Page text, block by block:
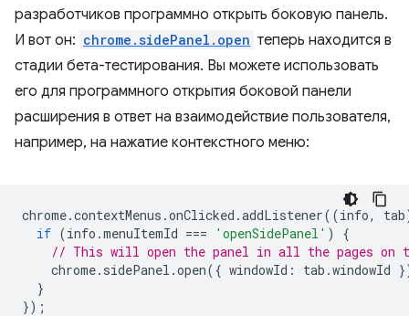
разработчиков программно открыть боковую панель.
И вот он: chrome.sidePanel.open теперь находится в
стадии бета-тестирования. Вы можете использовать
его для программного открытия боковой панели
расширения в ответ на взаимодействие пользователя,
например, на нажатие контекстного меню:
chrome.contextMenus .onClicked .addListener((info, tab
if (info .menuItemId === 'openSidePanel' )
{
// This will open the panel in all the pages on
chrome. sidePanel .open({ windowId : tab .windowId
}
});